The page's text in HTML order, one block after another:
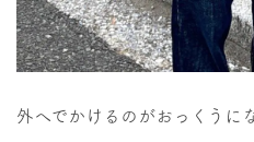
外へでかけるのがおっくうに